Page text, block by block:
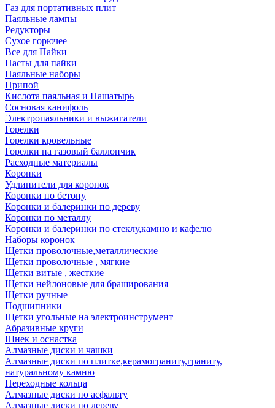
Газ для портативных плит
Паяльные лампы
Редукторы
Сухое горючее
Все для Пайки
Пасты для пайки
Паяльные наборы
Припой
Кислота паяльная и Нашатырь
Сосновая канифоль
Электропаяльники и выжигатели
Горелки
Горелки кровельные
Горелки на газовый баллончик
Расходные материалы
Коронки
Удлинители для коронок
Коронки по бетону
Коронки и балеринки по дереву
Коронки по металлу
Коронки и балеринки по стеклу,камню и кафелю
Наборы коронок
Щетки проволочные,металлические
Щетки проволочные , мягкие
Щетки витые , жесткие
Щетки нейлоновые для браширования
Щетки ручные
Подшипники
Щетки угольные на электроинструмент
Абразивные круги
Шнек и оснастка
Алмазные диски и чашки
Алмазные диски по плитке,керамограниту,граниту,
натуральному камню
Переходные кольца
Алмазные диски по асфальту
Алмазные диски по дереву